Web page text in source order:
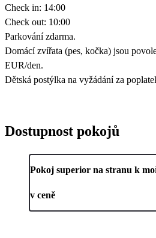
Check in: 14:00
Check out: 10:00
Parkování zdarma.
Domácí zvířata (pes, kočka) jsou
EUR/den.
Dětská postýlka na vyžádání za
Dostupnost pokojů
Pokoj superior na stranu k
v ceně